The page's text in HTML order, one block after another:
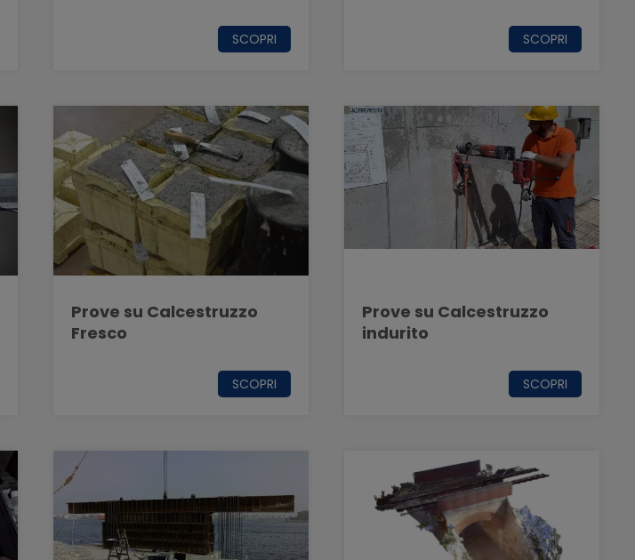
SCOPRI SCOPRI
Prove su Calcestruzzo
Fresco
SCOPRI
Prove su Calcestruzzo
indurito
SCOPRI